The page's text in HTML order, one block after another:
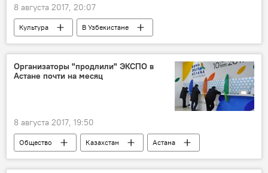
8 августа 2017, 20:07
Культура
В Узбекистане
Узбекистан
Махмуд Муратов
Государственная консерватория Узбекистана
Министерство культуры Узбекистана
Организаторы "продлили" ЭКСПО в
Астане почти на месяц
8 августа 2017, 19:50
Общество Казахстан
Астана
ЭКСПО-2017